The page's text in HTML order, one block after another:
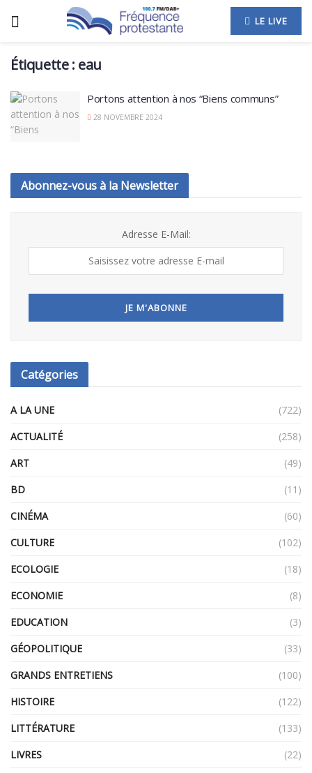
LE LIVE
Étiquette : eau
Portons attention à nos “Biens communs”
28 NOVEMBRE 2024
Abonnez-vous à la Newsletter
Adresse E-Mail:
Catégories
A LA UNE
(722)
ACTUALITÉ
(258)
ART
(49)
BD
(11)
CINÉMA
(60)
CULTURE
(102)
ECOLOGIE
(18)
ECONOMIE
(8)
EDUCATION
(3)
GÉOPOLITIQUE
(33)
GRANDS ENTRETIENS
(100)
HISTOIRE
(122)
LITTÉRATURE
(133)
LIVRES
(22)